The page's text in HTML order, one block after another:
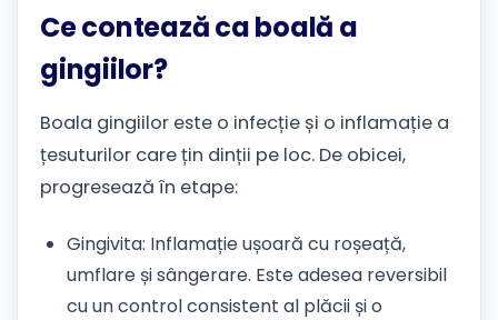
Ce contează ca boală a
gingiilor?
Boala gingiilor este o infecție și o inflamație a
țesuturilor care țin dinții pe loc. De obicei,
progresează în etape:
Gingivita: Inflamație ușoară cu roșeață,
umflare și sângerare. Este adesea reversibil
cu un control consistent al plăcii și o